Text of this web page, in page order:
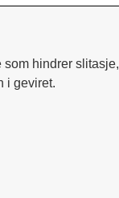
hindrer
i geviret.